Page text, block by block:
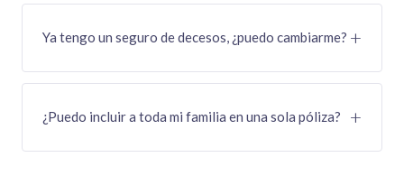
Ya tengo un seguro de decesos, ¿puedo cambiarme?
¿Puedo incluir a toda mi familia en una sola póliza?